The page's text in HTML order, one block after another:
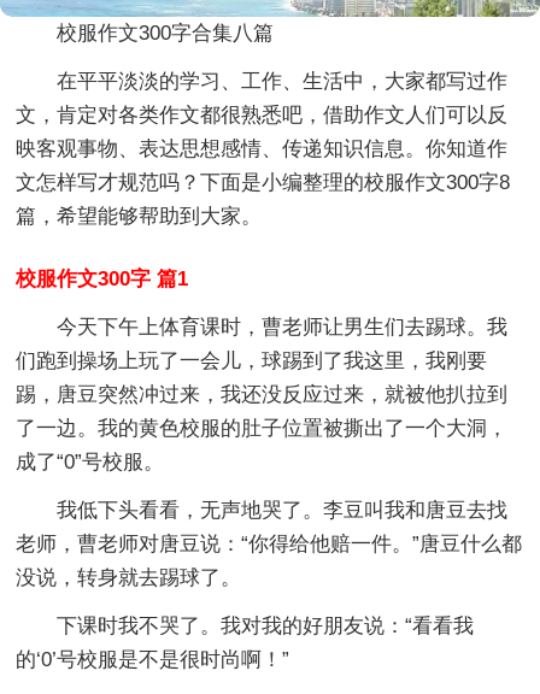
校服作文300字合集八篇
在平平淡淡的学习、工作、生活中，大家都写过作
文，肯定对各类作文都很熟悉吧，借助作文人们可以反
映客观事物、表达思想感情、传递知识信息。你知道作
文怎样写才规范吗？下面是小编整理的校服作文300字8
篇，希望能够帮助到大家。
校服作文300字 篇1
今天下午上体育课时，曹老师让男生们去踢球。我
们跑到操场上玩了一会儿，球踢到了我这里，我刚要
踢，唐豆突然冲过来，我还没反应过来，就被他扒拉到
了一边。我的黄色校服的肚子位置被撕出了一个大洞，
成了“0”号校服。
我低下头看看，无声地哭了。李豆叫我和唐豆去找
老师，曹老师对唐豆说：“你得给他赔一件。”唐豆什么都
没说，转身就去踢球了。
下课时我不哭了。我对我的好朋友说：“看看我
的‘0’号校服是不是很时尚啊！”